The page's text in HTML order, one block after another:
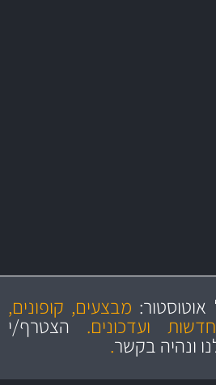
מחירים
הוגנים
והיצע מוצרים איכותי
מבצעים, קופונים,
ועדכונים. הצטרף/י
ונהיה בקשר.